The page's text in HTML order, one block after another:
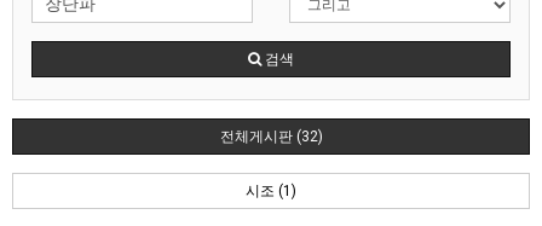
검색
전체게시판 (32)
시조 (1)